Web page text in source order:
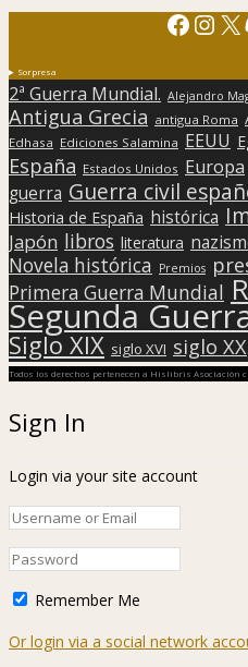
X
Sorpresa
2ª Guerra Mundial. Alejandro
Antigua Grecia antigua Roma
Edhasa Ediciones Salamina EEUU
España Estados Unidos Europa
guerra Guerra civil
Historia de España histórica
Japón libros literatura
Novela histórica Premios
Primera Guerra Mundial
Segunda
Siglo XIX siglo XVI siglo XX
Todos los derechos pertenecen a Hislibris Asociación
Sign In
Login via your site account
Remember Me
Or login via a social network